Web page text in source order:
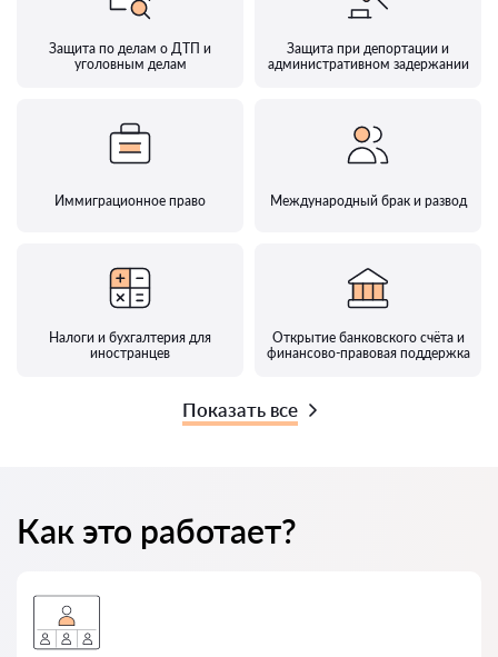
Защита по делам о ДТП и
уголовным делам
Защита при депортации и
административном задержании
Иммиграционное право Международный брак и развод
Налоги и бухгалтерия для
иностранцев
Открытие банковского счёта и
финансово-правовая поддержка
Показать все
Как это работает?